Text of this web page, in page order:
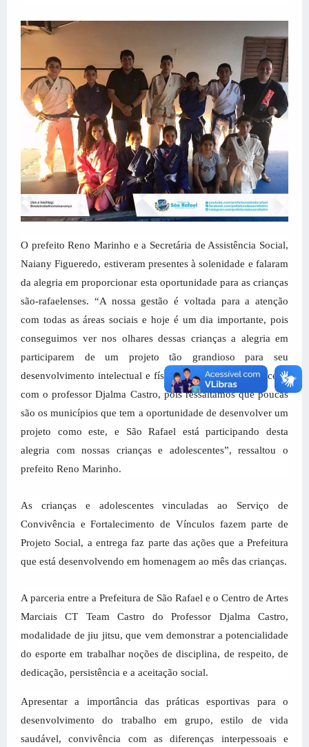
O prefeito Reno Marinho e a Secretária de Assistência Social,
Naiany Figueredo, estiveram presentes à solenidade e falaram
da alegria em proporcionar esta oportunidade para as crianças
são-rafaelenses. “A nossa gestão é voltada para a atenção
com todas as áreas sociais e hoje é um dia importante, pois
conseguimos ver nos olhares dessas crianças a alegria em
participarem de um projeto tão grandioso para seu
desenvolvimento intelectual e físico. Agradecemos a parceria
com o professor Djalma Castro, pois ressaltamos que poucas
são os municípios que tem a oportunidade de desenvolver um
projeto como este, e São Rafael está participando desta
alegria com nossas crianças e adolescentes”, ressaltou o
prefeito Reno Marinho.
As crianças e adolescentes vinculadas ao Serviço de
Convivência e Fortalecimento de Vínculos fazem parte de
Projeto Social, a entrega faz parte das ações que a Prefeitura
que está desenvolvendo em homenagem ao mês das crianças.
A parceria entre a Prefeitura de São Rafael e o Centro de Artes
Marciais CT Team Castro do Professor Djalma Castro,
modalidade de jiu jitsu, que vem demonstrar a potencialidade
do esporte em trabalhar noções de disciplina, de respeito, de
dedicação, persistência e a aceitação social.
Apresentar a importância das práticas esportivas para o
desenvolvimento do trabalho em grupo, estilo de vida
saudável, convivência com as diferenças interpessoais e